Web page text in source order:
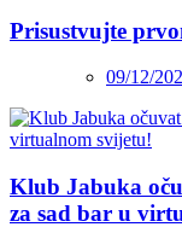
Prisustvujte
09/12/
Klub Jabuka
za sad bar u